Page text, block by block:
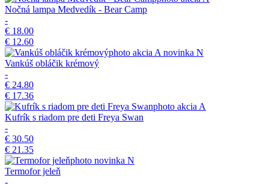
Nočná lampa Medvedík - Bear Camp
-
€ 18.00
€ 12.60
akcia A novinka N
Vankúš obláčik krémový
-
€ 24.80
€ 17.36
akcia A
Kufrík s riadom pre deti Freya Swan
-
€ 30.50
€ 21.35
novinka N
Termofor jeleň
-